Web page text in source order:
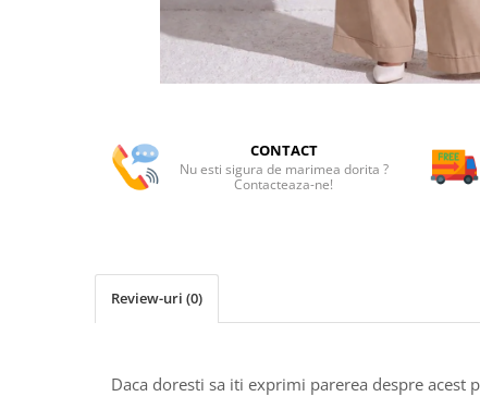
CONTACT
Nu esti sigura de marimea dorita ?
Contacteaza-ne!
Review-uri (0)
Daca doresti sa iti exprimi parerea despre acest